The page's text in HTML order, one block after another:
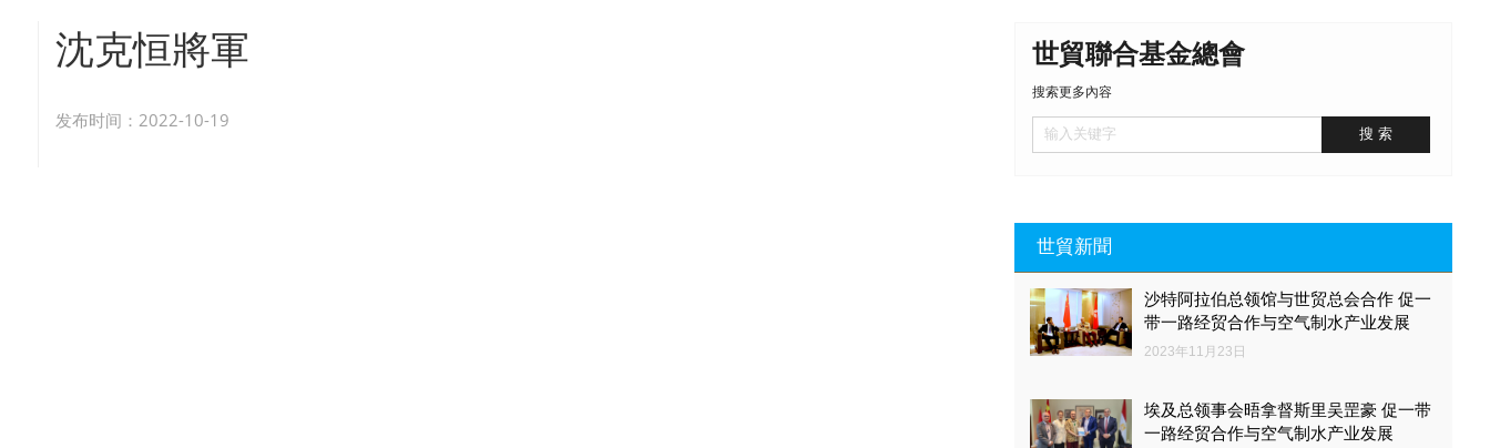
沈克恒將軍
发布时间：2022-10-19
世貿聯合基金總會
搜索更多內容
世貿新聞
沙特阿拉伯总领馆与世贸总会合作 促一
带一路经贸合作与空气制水产业发展
2023年11月23日
埃及总领事会晤拿督斯里吴罡豪 促一带
一路经贸合作与空气制水产业发展